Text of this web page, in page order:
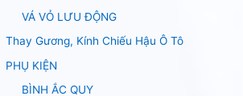
VÁ VỎ LƯU ĐỘNG
Thay Gương, Kính Chiếu Hậu Ô Tô
PHỤ KIỆN
BÌNH ẮC QUY